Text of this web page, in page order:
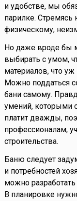
и удобстве, мы
парилке.
физическому,
Но даже вроде бы
выбирать с умом,
материалов, что
Можно поддаться
бани самому.
умений, которыми
платит дважды,
профессионалам,
строительства.
Баню следует
и потребностей
можно
В планировке